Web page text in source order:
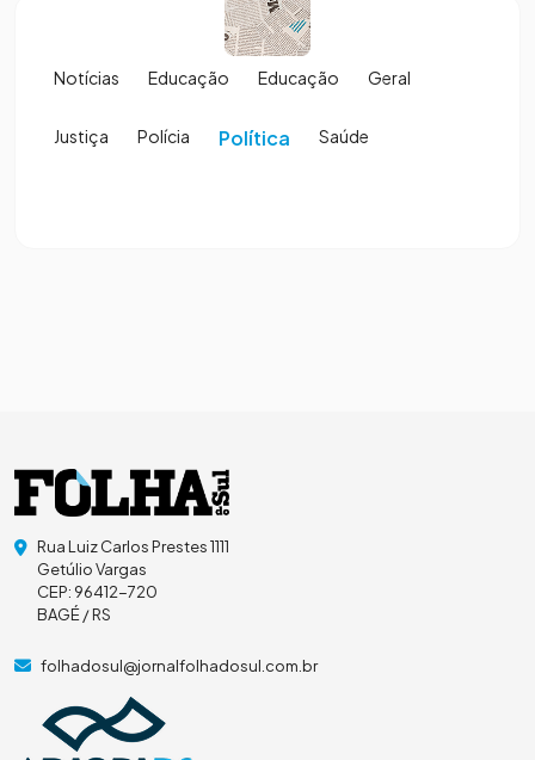
Notícias Educação Educação Geral
Justiça Polícia Política Saúde
Rua Luiz Carlos Prestes 1111
Getúlio Vargas
CEP: 96412-720
BAGÉ / RS
folhadosul@jornalfolhadosul.com.br